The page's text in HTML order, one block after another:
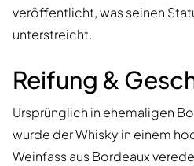
veröffentlicht, was seinen
unterstreicht.
Reifung &
Ursprünglich in ehemaligen
wurde der Whisky in einem
Weinfass aus Bordeaux